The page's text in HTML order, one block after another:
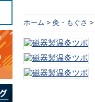
ホーム > 灸・もぐさ >